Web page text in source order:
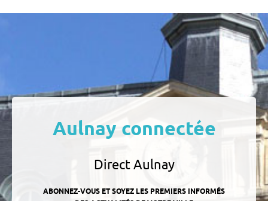
Aulnay connectée
Direct Aulnay
ABONNEZ-VOUS ET SOYEZ LES PREMIERS INFORMÉS